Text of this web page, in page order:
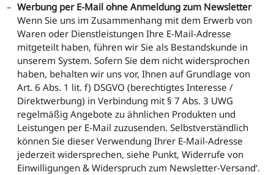
Werbung per E-Mail ohne Anmeldung zum Newsletter
Wenn Sie uns im Zusammenhang mit dem Erwerb von
Waren oder Dienstleistungen Ihre E-Mail-Adresse
mitgeteilt haben, führen wir Sie als Bestandskunde in
unserem System. Sofern Sie dem nicht widersprochen
haben, behalten wir uns vor, Ihnen auf Grundlage von
Art. 6 Abs. 1 lit. f) DSGVO (berechtigtes Interesse /
Direktwerbung) in Verbindung mit § 7 Abs. 3 UWG
regelmäßig Angebote zu ähnlichen Produkten und
Leistungen per E-Mail zuzusenden. Selbstverständlich
können Sie dieser Verwendung Ihrer E-Mail-Adresse
jederzeit widersprechen, siehe Punkt‚ Widerrufe von
Einwilligungen & Widerspruch zum Newsletter-Versand‘.